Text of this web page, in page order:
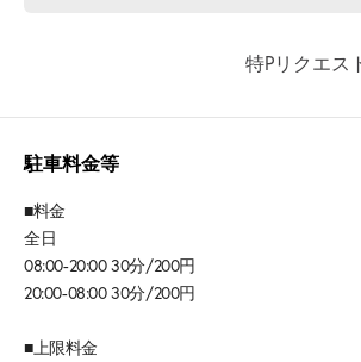
特Pリクエス
駐車料金等
■料金
全日
08:00-20:00 30分/200円
20:00-08:00 30分/200円
■上限料金